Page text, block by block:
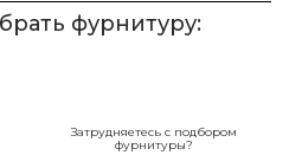
фурнитуру:
Затрудняетесь с подбором
фурнитуры?